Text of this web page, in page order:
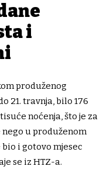
i
produženog
21. travnja, bilo 176
noćenja, što je za
nego u produženom
i gotovo mjesec
se iz HTZ-a.